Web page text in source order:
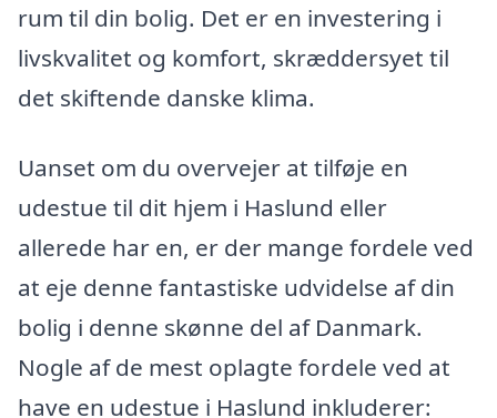
rum til din bolig. Det er en investering i
livskvalitet og komfort, skræddersyet til
det skiftende danske klima.
Uanset om du overvejer at tilføje en
udestue til dit hjem i Haslund eller
allerede har en, er der mange fordele ved
at eje denne fantastiske udvidelse af din
bolig i denne skønne del af Danmark.
Nogle af de mest oplagte fordele ved at
have en udestue i Haslund inkluderer: